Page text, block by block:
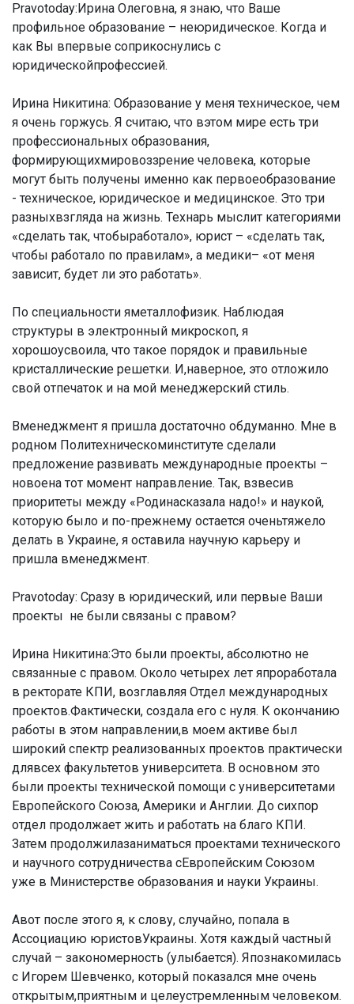
Pravotoday:Ирина Олеговна, я знаю, что Ваше
профильное образование – неюридическое. Когда и
как Вы впервые соприкоснулись с
юридическойпрофессией.
Ирина Никитина: Образование у меня техническое, чем
я очень горжусь. Я считаю, что вэтом мире есть три
профессиональных образования,
формирующихмировоззрение человека, которые
могут быть получены именно как первоеобразование
- техническое, юридическое и медицинское. Это три
разныхвзгляда на жизнь. Технарь мыслит категориями
«сделать так, чтобыработало», юрист – «сделать так,
чтобы работало по правилам», а медики– «от меня
зависит, будет ли это работать».
По специальности яметаллофизик. Наблюдая
структуры в электронный микроскоп, я
хорошоусвоила, что такое порядок и правильные
кристаллические решетки. И,наверное, это отложило
свой отпечаток и на мой менеджерский стиль.
Вменеджмент я пришла достаточно обдуманно. Мне в
родном Политехническоминституте сделали
предложение развивать международные проекты –
новоена тот момент направление. Так, взвесив
приоритеты между «Родинасказала надо!» и наукой,
которую было и по-прежнему остается оченьтяжело
делать в Украине, я оставила научную карьеру и
пришла вменеджмент.
Pravotoday: Сразу в юридический, или первые Ваши
проекты не были связаны с правом?
Ирина Никитина:Это были проекты, абсолютно не
связанные с правом. Около четырех лет япроработала
в ректорате КПИ, возглавляя Отдел международных
проектов.Фактически, создала его с нуля. К окончанию
работы в этом направлении,в моем активе был
широкий спектр реализованных проектов практически
длявсех факультетов университета. В основном это
были проекты технической помощи с университетами
Европейского Союза, Америки и Англии. До сихпор
отдел продолжает жить и работать на благо КПИ.
Затем продолжилазаниматься проектами технического
и научного сотрудничества сЕвропейским Союзом
уже в Министерстве образования и науки Украины.
Авот после этого я, к слову, случайно, попала в
Ассоциацию юристовУкраины. Хотя каждый частный
случай – закономерность (улыбается). Япознакомилась
с Игорем Шевченко, который показался мне очень
открытым,приятным и целеустремленным человеком.